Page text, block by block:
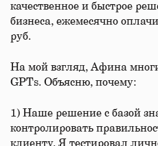
качественное и быстрое
бизнеса, ежемесячно
руб.
На мой взгляд, Афина
GPTs. Объясню, почему:
1) Наше решение с базой
контролировать
клиенту. Я тестировал